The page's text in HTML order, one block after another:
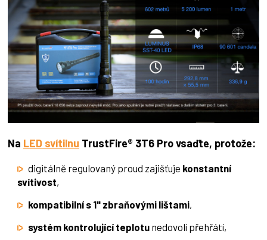
Na LED svítilnu TrustFire® 3T6 Pro vsaďte, protože:
digitálně regulovaný proud zajišťuje konstantní
svítivost,
kompatibilní s 1" zbraňovými lištami,
systém kontrolující teplotu nedovolí přehřátí,